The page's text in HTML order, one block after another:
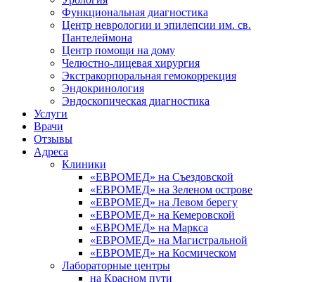
Функциональная диагностика
Центр неврологии и эпилепсии им. св.
Пантелеймона
Центр помощи на дому
Челюстно-лицевая хирургия
Экстракорпоральная гемокоррекция
Эндокринология
Эндоскопическая диагностика
Услуги
Врачи
Отзывы
Адреса
Клиники
«ЕВРОМЕД» на Съездовской
«ЕВРОМЕД» на Зеленом острове
«ЕВРОМЕД» на Левом берегу
«ЕВРОМЕД» на Кемеровской
«ЕВРОМЕД» на Маркса
«ЕВРОМЕД» на Магистральной
«ЕВРОМЕД» на Космическом
Лабораторные центры
на Красном пути